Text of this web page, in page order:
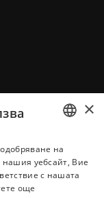
BULGARIAN
ENGLISH
×
на
нашия уебсайт, Вие
с нашата
още